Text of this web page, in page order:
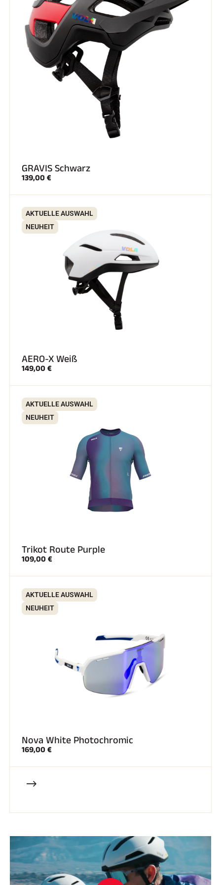
REITEN
SKIRENNEN
SKIFAHREN IN JEDEM GELÄNDE
SKILANGLAUF
GRAVIS Schwarz
139,00 €
AKTUELLE AUSWAHL
NEUHEIT
AERO-X Weiß
149,00 €
AKTUELLE AUSWAHL
NEUHEIT
Trikot Route Purple
109,00 €
AKTUELLE AUSWAHL
NEUHEIT
Nova White Photochromic
169,00 €